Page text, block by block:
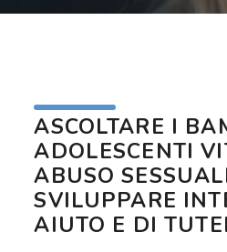
ASCOLTARE I
ADOLESCENTI
ABUSO
SVILUPPARE
AIUTO E DI